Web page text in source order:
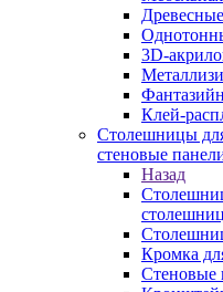
3D-
Клей-
Столешницы
стеновые
Назад
Кромка